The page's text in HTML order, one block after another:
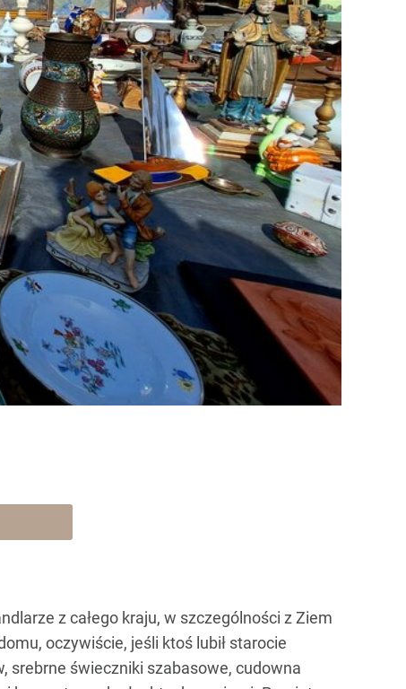
z całego kraju, w szczególności z Ziem
oczywiście, jeśli ktoś lubił starocie
srebrne świeczniki szabasowe, cudowna